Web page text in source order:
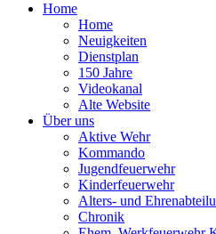
Home
Home
Neuigkeiten
Dienstplan
150 Jahre
Videokanal
Alte Website
Über uns
Aktive Wehr
Kommando
Jugendfeuerwehr
Kinderfeuerwehr
Alters- und
Chronik